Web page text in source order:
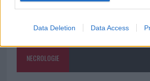
Data Deletion Data Access
NECROLOGIE